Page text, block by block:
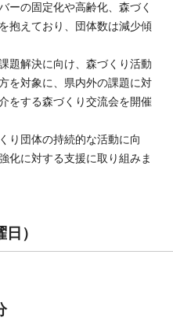
の固定化や高齢化、森づく
抱えており、団体数は減少傾
題解決に向け、森づくり活動
を対象に、県内外の課題に対
をする森づくり交流会を開催
り団体の持続的な活動に向
化に対する支援に取り組みま
）